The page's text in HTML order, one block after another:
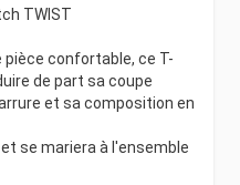
TWIST
pièce confortable, ce T-
de part sa coupe
et sa composition en
se mariera à l'ensemble